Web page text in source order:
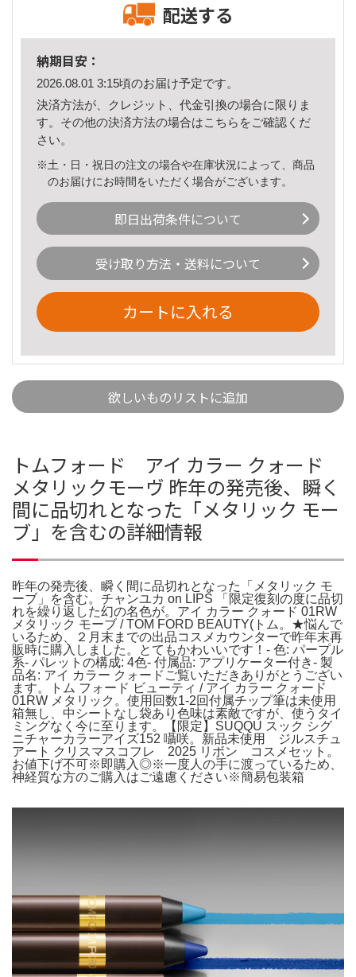
配送する
納期目安：
2026.08.01 3:15頃のお届け予定です。
決済方法が、クレジット、代金引換の場合に限りま
す。その他の決済方法の場合はこちら をご確認くだ
さい。
※土・日・祝日の注文の場合や在庫状況によって、商品
のお届けにお時間をいただく場合がございます。
即日出荷条件について
受け取り方法・送料について
カートに入れる
欲しいものリストに追加
トムフォード アイ カラー クォード
メタリックモーヴ 昨年の発売後、瞬く
間に品切れとなった「メタリック モー
ブ」を含むの詳細情報
昨年の発売後、瞬く間に品切れとなった「メタリック モ
ーブ」を含む。チャンユカ on LIPS 「限定復刻の度に品切
れを繰り返した幻の名色が。アイ カラー クォード 01RW
メタリック モーブ / TOM FORD BEAUTY(トム。★悩んで
いるため、２月末までの出品コスメカウンターで昨年末再
販時に購入しました。とてもかわいいです！- 色: パープル
系- パレットの構成: 4色- 付属品: アプリケーター付き- 製
品名: アイ カラー クォードご覧いただきありがとうござい
ます。トム フォード ビューティ / アイ カラー クォード
01RW メタリック。使用回数1-2回付属チップ筆は未使用
箱無し、中シートなし袋あり色味は素敵ですが、使うタイ
ミングなく今に至ります。【限定】SUQQU スック シグ
ニチャーカラーアイズ152 囁咲。新品未使用 ジルスチュ
アート クリスマスコフレ 2025 リボン コスメセット。
お値下げ不可※即購入◎※一度人の手に渡っているため、
神経質な方のご購入はご遠慮ください※簡易包装箱